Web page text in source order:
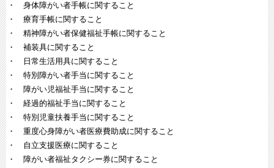
・ 身体障がい者手帳に関すること
・ 療育手帳に関すること
・ 精神障がい者保健福祉手帳に関すること
・ 補装具に関すること
・ 日常生活用具に関すること
・ 特別障がい者手当に関すること
・ 障がい児福祉手当に関すること
・ 経過的福祉手当に関すること
・ 特別児童扶養手当に関すること
・ 重度心身障がい者医療費助成に関すること
・ 自立支援医療に関すること
・ 障がい者福祉タクシー券に関すること